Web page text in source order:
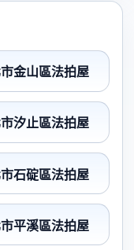
金山區法拍屋
汐止區法拍屋
石碇區法拍屋
平溪區法拍屋